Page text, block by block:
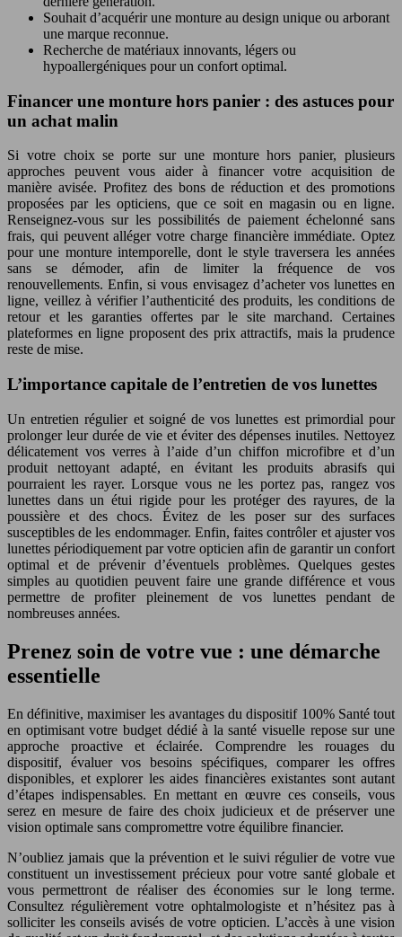
Souhait d’acquérir une monture au design unique ou arborant
une marque reconnue.
Recherche de matériaux innovants, légers ou
hypoallergéniques pour un confort optimal.
Financer une monture hors panier : des astuces pour
un achat malin
Si votre choix se porte sur une monture hors panier, plusieurs
approches peuvent vous aider à financer votre acquisition de
manière avisée. Profitez des bons de réduction et des promotions
proposées par les opticiens, que ce soit en magasin ou en ligne.
Renseignez-vous sur les possibilités de paiement échelonné sans
frais, qui peuvent alléger votre charge financière immédiate. Optez
pour une monture intemporelle, dont le style traversera les années
sans se démoder, afin de limiter la fréquence de vos
renouvellements. Enfin, si vous envisagez d’acheter vos lunettes en
ligne, veillez à vérifier l’authenticité des produits, les conditions de
retour et les garanties offertes par le site marchand. Certaines
plateformes en ligne proposent des prix attractifs, mais la prudence
reste de mise.
L’importance capitale de l’entretien de vos lunettes
Un entretien régulier et soigné de vos lunettes est primordial pour
prolonger leur durée de vie et éviter des dépenses inutiles. Nettoyez
délicatement vos verres à l’aide d’un chiffon microfibre et d’un
produit nettoyant adapté, en évitant les produits abrasifs qui
pourraient les rayer. Lorsque vous ne les portez pas, rangez vos
lunettes dans un étui rigide pour les protéger des rayures, de la
poussière et des chocs. Évitez de les poser sur des surfaces
susceptibles de les endommager. Enfin, faites contrôler et ajuster vos
lunettes périodiquement par votre opticien afin de garantir un confort
optimal et de prévenir d’éventuels problèmes. Quelques gestes
simples au quotidien peuvent faire une grande différence et vous
permettre de profiter pleinement de vos lunettes pendant de
nombreuses années.
Prenez soin de votre vue : une démarche
essentielle
En définitive, maximiser les avantages du dispositif 100% Santé tout
en optimisant votre budget dédié à la santé visuelle repose sur une
approche proactive et éclairée. Comprendre les rouages du
dispositif, évaluer vos besoins spécifiques, comparer les offres
disponibles, et explorer les aides financières existantes sont autant
d’étapes indispensables. En mettant en œuvre ces conseils, vous
serez en mesure de faire des choix judicieux et de préserver une
vision optimale sans compromettre votre équilibre financier.
N’oubliez jamais que la prévention et le suivi régulier de votre vue
constituent un investissement précieux pour votre santé globale et
vous permettront de réaliser des économies sur le long terme.
Consultez régulièrement votre ophtalmologiste et n’hésitez pas à
solliciter les conseils avisés de votre opticien. L’accès à une vision